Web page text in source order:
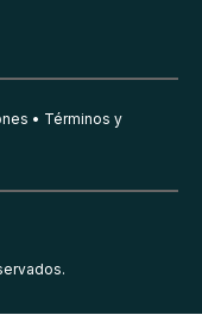
Términos y